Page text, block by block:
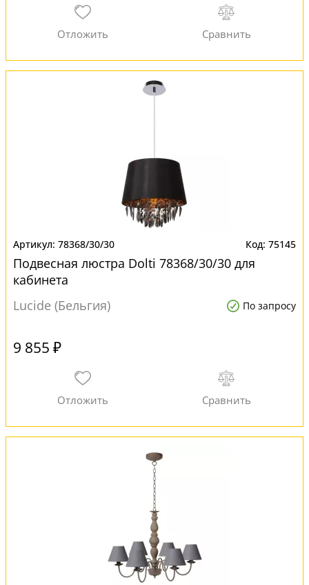
78368/30/30 75145
Подвесная люстра Dolti 78368/30/30 для
кабинета
Lucide (Бельгия)
По запросу
9 855 ₽